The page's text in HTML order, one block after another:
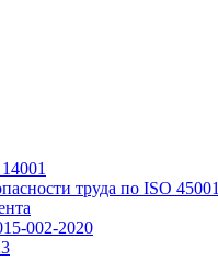
труда по ISO 45001
002-2020